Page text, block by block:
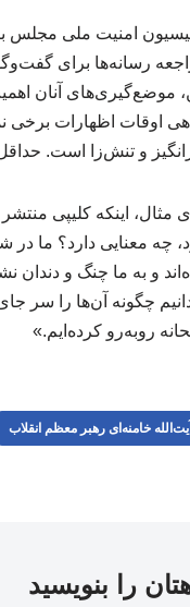
امنیت ملی مجلس با
رسانه‌ها برای
موضع‌گیری‌های آنان
اوقات اظهارات برخی
و تنش‌زا است.
اینکه کلیپی
چه معنایی دارد؟ ما
و به ما چنگ و دندان
چگونه آن‌ها را سر جای
روبه‌رو کرده‌ایم.»
آیت‌الله خامنه‌ای رهبر معظم انقلاب
را بنویسید